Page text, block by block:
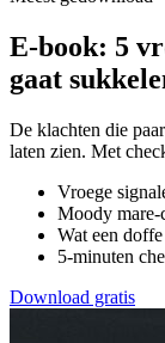
E-book: 5
gaat
De klachten die
laten zien. Met
Vroege
Moody mare-
Wat een
5-minuten
Download gratis